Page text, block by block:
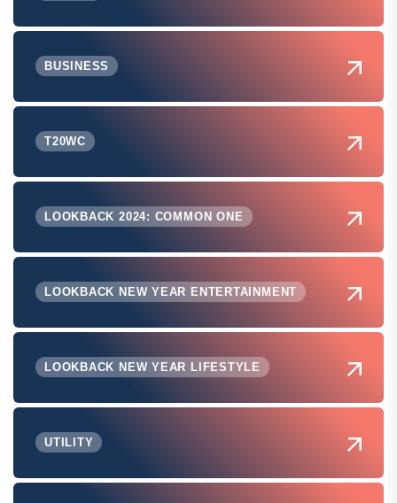
BUSINESS
T20WC
LOOKBACK 2024: COMMON ONE
LOOKBACK NEW YEAR ENTERTAINMENT
LOOKBACK NEW YEAR LIFESTYLE
UTILITY